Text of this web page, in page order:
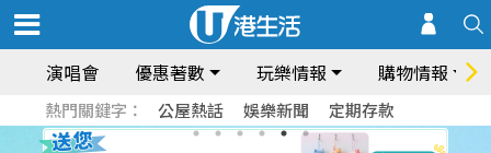
演唱會 優惠著數 玩樂情報 購物情報
熱門關鍵字： 公屋熱話 娛樂新聞 定期存款